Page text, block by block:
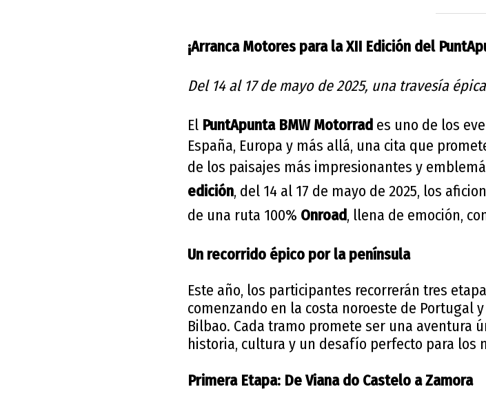
¡Arranca Motores para la XII Edición del
Del 14 al 17 de mayo de 2025, una travesía
El PuntApunta BMW Motorrad es uno de los
España, Europa y más allá, una cita que
de los paisajes más impresionantes y
edición, del 14 al 17 de mayo de 2025, los
de una ruta 100% Onroad, llena de emoción,
Un recorrido épico por la península
Este año, los participantes recorrerán tres
comenzando en la costa noroeste de Portugal
Bilbao. Cada tramo promete ser una aventura
historia, cultura y un desafío perfecto para los
Primera Etapa: De Viana do Castelo a Zamora